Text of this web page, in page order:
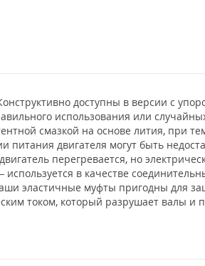
доступны в версии с
использования или
смазкой на основе лития, при
питания двигателя могут быть
перегревается, но
в качестве
эластичные муфты пригодны для
током, который разрушает валы и